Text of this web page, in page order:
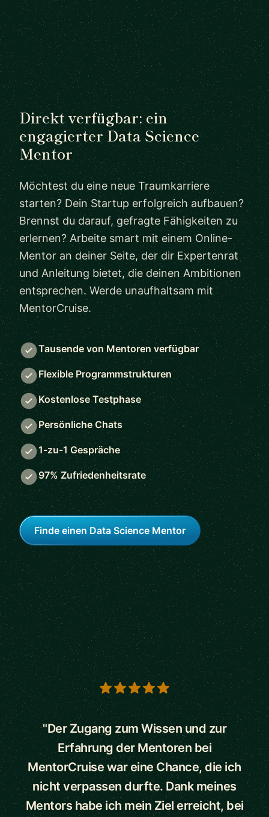
Direkt verfügbar: ein
engagierter Data Science
Mentor
Möchtest du eine neue Traumkarriere
starten? Dein Startup erfolgreich aufbauen?
Brennst du darauf, gefragte Fähigkeiten zu
erlernen? Arbeite smart mit einem Online-
Mentor an deiner Seite, der dir Expertenrat
und Anleitung bietet, die deinen Ambitionen
entsprechen. Werde unaufhaltsam mit
MentorCruise.
Tausende von Mentoren verfügbar
Flexible Programmstrukturen
Kostenlose Testphase
Persönliche Chats
1-zu-1 Gespräche
97% Zufriedenheitsrate
Finde einen Data Science Mentor
5 out of 5 stars
"Der Zugang zum Wissen und zur
Erfahrung der Mentoren bei
MentorCruise war eine Chance, die ich
nicht verpassen durfte. Dank meines
Mentors habe ich mein Ziel erreicht, bei